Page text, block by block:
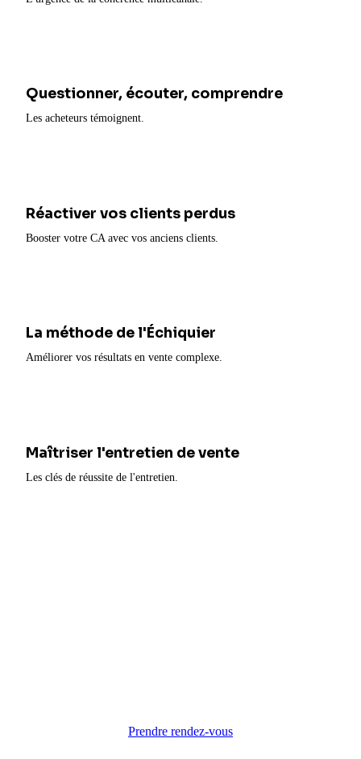
Questionner, écouter, comprendre
Les acheteurs témoignent.
Réactiver vos clients perdus
Booster votre CA avec vos anciens clients.
La méthode de l'Échiquier
Améliorer vos résultats en vente complexe.
Maîtriser l'entretien de vente
Les clés de réussite de l'entretien.
Prendre rendez-vous